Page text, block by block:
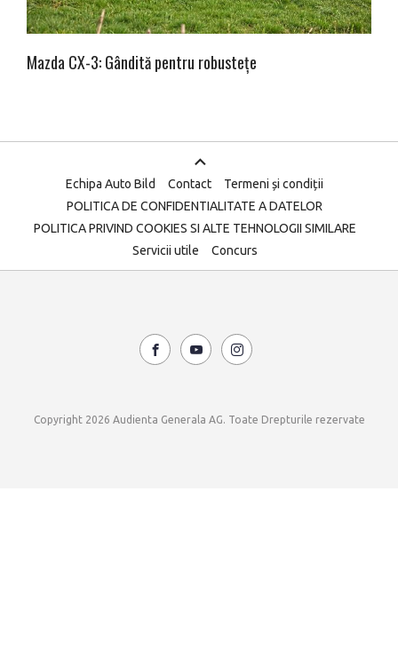
Mazda CX-3: Gândită pentru robustețe
Echipa Auto Bild Contact
Termeni și condiții
POLITICA DE CONFIDENTIALITATE A DATELOR
POLITICA PRIVIND COOKIES SI ALTE TEHNOLOGII SIMILARE
Servicii utile
Concurs
Copyright 2026 Audienta Generala AG. Toate Drepturile rezervate